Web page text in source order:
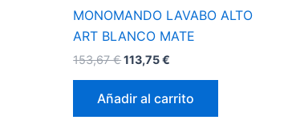
MONOMANDO LAVABO ALTO
ART BLANCO MATE
153,67€113,75€
Añadir al carrito